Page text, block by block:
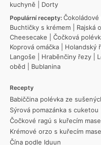
kuchyně
Dorty
Populární recepty:
Buchtičky s krémem
Rajská
Cheesecake
Čočková
Koprová omáčka
Holandský
Langoše
Hraběnčiny řezy
oběd
Bublanina
Recepty
Babiččina polévka ze
Sýrová pomazánka s cuketou
Čočkové ragú s kuřecím
Krémové orzo s kuřecím
Čína podle Iduun